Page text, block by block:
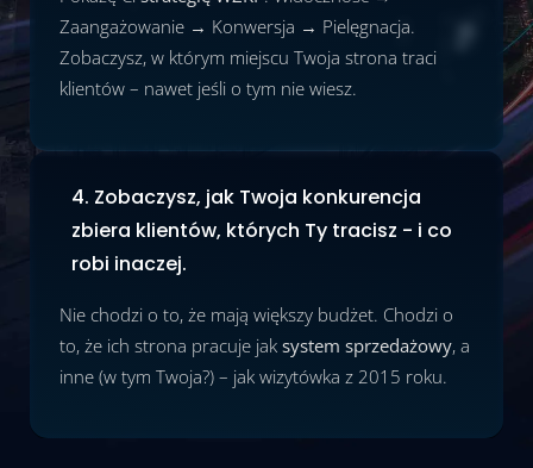
Zaangażowanie → Konwersja → Pielęgnacja.
Zobaczysz, w którym miejscu Twoja strona traci
klientów – nawet jeśli o tym nie wiesz.
4. Zobaczysz, jak Twoja konkurencja
zbiera klientów, których Ty tracisz - i co
robi inaczej.
Nie chodzi o to, że mają większy budżet. Chodzi o
to, że ich strona pracuje jak system sprzedażowy, a
inne (w tym Twoja?) – jak wizytówka z 2015 roku.